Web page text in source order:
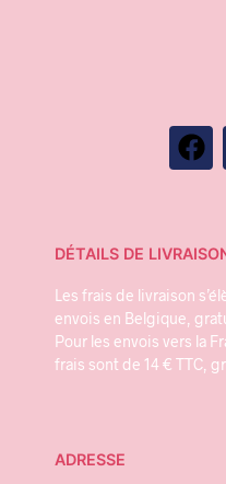
DÉTAILS DE
Les frais de livraison
envois en Belgique,
Pour les envois vers la
frais sont de 14 € TTC,
ADRESSE